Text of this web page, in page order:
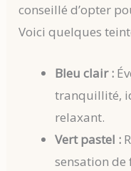
conseillé d’opter
Voici quelques
Bleu clair :
tranquillité,
relaxant.
Vert pastel :
sensation de